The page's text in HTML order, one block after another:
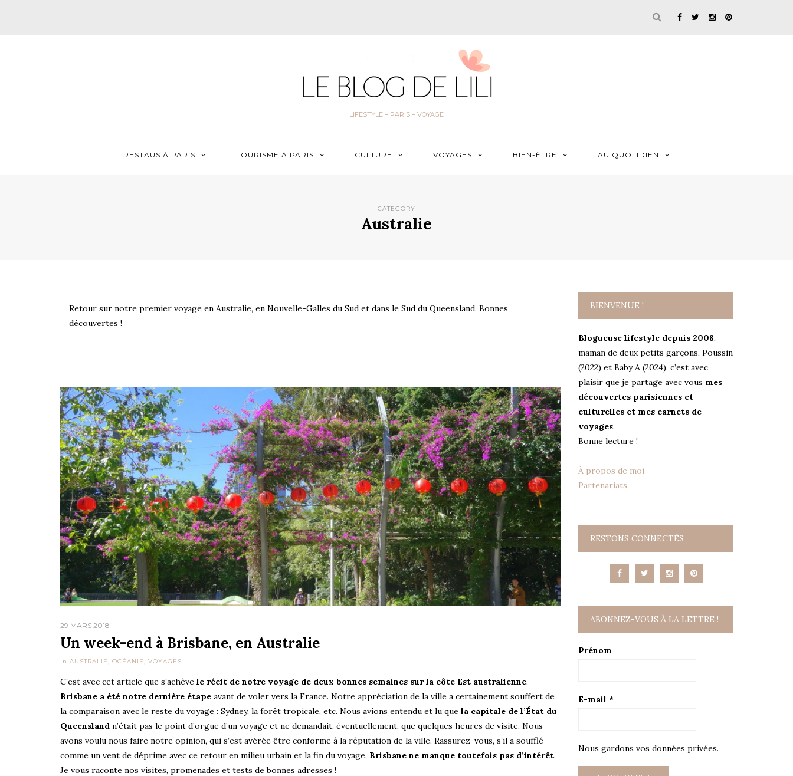
LIFESTYLE – PARIS – VOYAGE
RESTAUS À PARIS TOURISME À PARIS CULTURE VOYAGES BIEN-ÊTRE AU QUOTIDIEN
CATEGORY
Australie
Retour sur notre premier voyage en Australie, en Nouvelle-Galles du Sud et dans le Sud du Queensland. Bonnes
découvertes !
29 MARS 2018
Un week-end à Brisbane, en Australie
In AUSTRALIE, OCÉANIE, VOYAGES
C’est avec cet article que s’achève le récit de notre voyage de deux bonnes semaines sur la côte Est australienne.
Brisbane a été notre dernière étape avant de voler vers la France. Notre appréciation de la ville a certainement souffert de
la comparaison avec le reste du voyage : Sydney, la forêt tropicale, etc. Nous avions entendu et lu que la capitale de l’État du
Queensland n’était pas le point d’orgue d’un voyage et ne demandait, éventuellement, que quelques heures de visite. Nous
avons voulu nous faire notre opinion, qui s’est avérée être conforme à la réputation de la ville. Rassurez-vous, s’il a soufflé
comme un vent de déprime avec ce retour en milieu urbain et la fin du voyage, Brisbane ne manque toutefois pas d’intérêt.
Je vous raconte nos visites, promenades et tests de bonnes adresses !
BIENVENUE !
Blogueuse lifestyle depuis 2008,
maman de deux petits garçons, Poussin
(2022) et Baby A (2024), c’est avec
plaisir que je partage avec vous mes
découvertes parisiennes et
culturelles et mes carnets de
voyages.
Bonne lecture !
À propos de moi
Partenariats
RESTONS CONNECTÉS
ABONNEZ-VOUS À LA LETTRE !
Prénom
E-mail *
Nous gardons vos données privées.